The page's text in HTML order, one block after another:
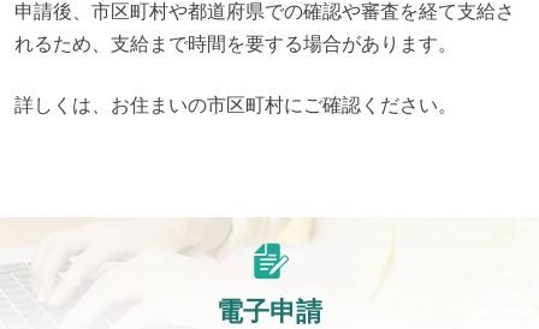
申請後、市区町村や都道府県での確認や審査を経て支給さ
れるため、支給まで時間を要する場合があります。
詳しくは、お住まいの市区町村にご確認ください。
電子申請